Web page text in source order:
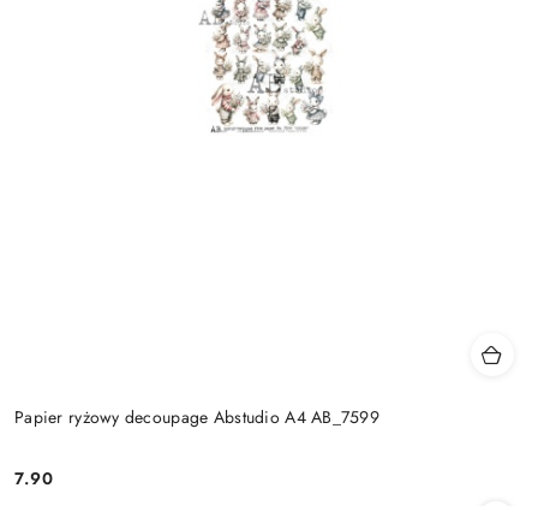
Papier ryżowy decoupage Abstudio A4 AB_7599
Cena:
7.90